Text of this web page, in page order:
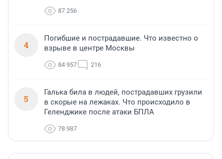
87 256
4
Погибшие и пострадавшие. Что известно о
взрыве в центре Москвы
84 957 216
5
Галька била в людей, пострадавших грузили
в скорые на лежаках. Что происходило в
Геленджике после атаки БПЛА
78 987